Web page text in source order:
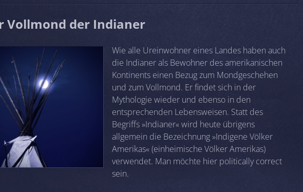
Vollmond der Indianer
Wie alle Ureinwohner eines Landes haben auch
die Indianer als Bewohner des amerikanischen
Kontinents einen Bezug zum Mondgeschehen
und zum Vollmond. Er findet sich in der
Mythologie wieder und ebenso in den
entsprechenden Lebensweisen. Statt des
Begriffs »Indianer« wird heute übrigens
allgemein die Bezeichnung »Indigene Völker
Amerikas« (einheimische Völker Amerikas)
verwendet. Man möchte hier politically correct
sein.